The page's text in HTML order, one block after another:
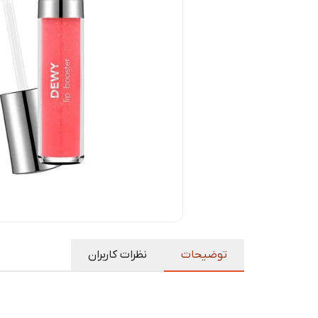
توضیحات نظرات کاربران